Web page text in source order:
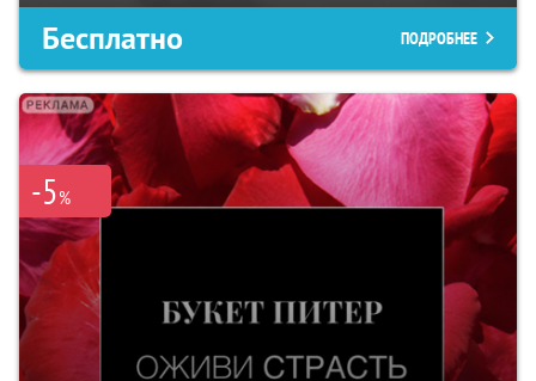
Бесплатно ПОДРОБНЕЕ
-5%